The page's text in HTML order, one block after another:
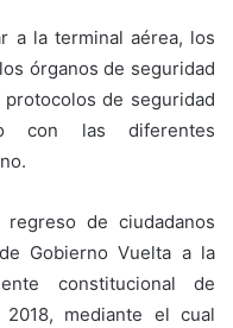
a la terminal aérea, los
órganos de seguridad
de seguridad
con las diferentes
de ciudadanos
Gobierno Vuelta a la
constitucional de
mediante el cual